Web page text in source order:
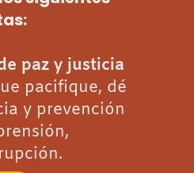
paz y justicia
pacifique, dé
y prevención